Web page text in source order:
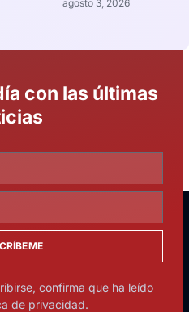
agosto 3, 2026
con las últimas
confirma que ha leído
de privacidad.